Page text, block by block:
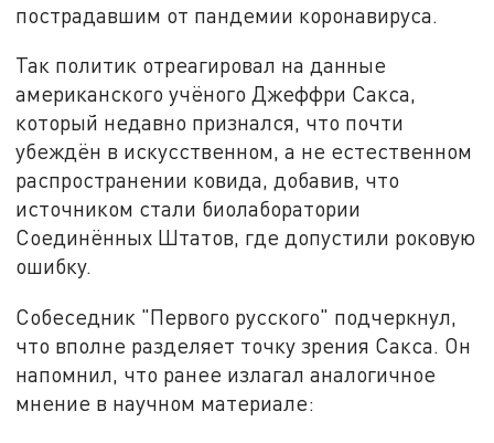
пострадавшим от пандемии коронавируса.
Так политик отреагировал на данные
американского учёного Джеффри Сакса,
который недавно признался, что почти
убеждён в искусственном, а не естественном
распространении ковида, добавив, что
источником стали биолаборатории
Соединённых Штатов, где допустили роковую
ошибку.
Собеседник "Первого русского" подчеркнул,
что вполне разделяет точку зрения Сакса. Он
напомнил, что ранее излагал аналогичное
мнение в научном материале: